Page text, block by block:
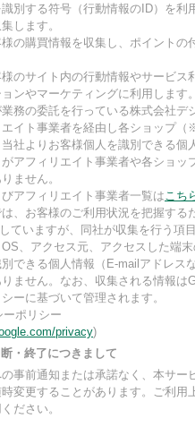
別する符号（行動情報のID）を利
します。
の購買情報を収集し、ポイントの
のサイト内の行動情報やサービス
ンやマーケティングに利用します。
務の委託を行っている株式会社デ
イト事業者を経由し各ショップ（
社よりお客様個人を識別できる個
アフィリエイト事業者や各ショッ
ません。
アフィリエイト事業者一覧はこち
、お客様のご利用状況を把握する
ていますが、同社が収集を行う項
、アクセス元、アクセスした端
できる個人情報（E-mailアドレス
ません。なお、収集される情報は
ーに基づいて管理されます。
ーポリシー
privacy)
・終了につきまして
事前通知または承諾なく、本サー
変更することがあります。ご利用
ださい。